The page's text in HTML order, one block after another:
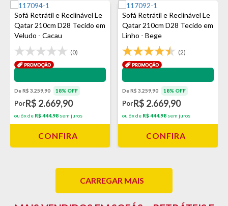
Sofá Retrátil e Reclinável Le
Qatar 210cm D28 Tecido em
Veludo - Cacau
(0)
Impermeabilização - VEDA
De R$ 3.259,90 18% OFF
PorR$ 2.669,90
ou 6x de R$ 444,98 sem juros
CONFIRA
Sofá Retrátil e Reclinável Le
Qatar 210cm D28 Tecido em
Linho - Bege
(2)
Impermeabilização - VEDA
De R$ 3.259,90 18% OFF
PorR$ 2.669,90
ou 6x de R$ 444,98 sem juros
CONFIRA
CARREGAR MAIS